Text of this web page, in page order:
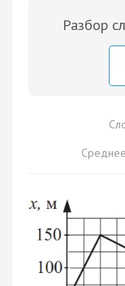
Разбор